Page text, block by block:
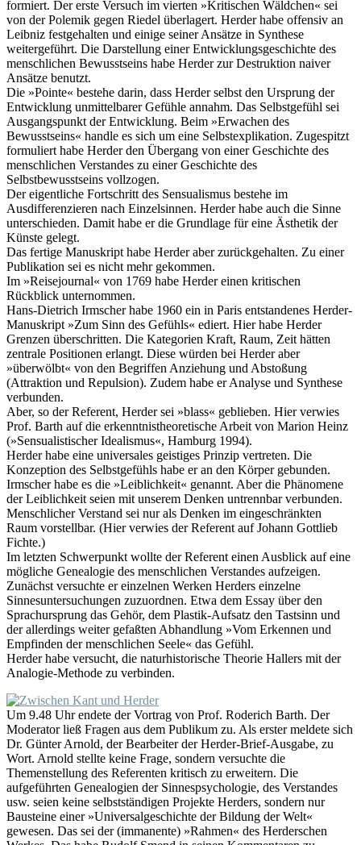
formiert. Der erste Versuch im vierten »Kritischen Wäldchen« sei
von der Polemik gegen Riedel überlagert. Herder habe offensiv an
Leibniz festgehalten und einige seiner Ansätze in Synthese
weitergeführt. Die Darstellung einer Entwicklungsgeschichte des
menschlichen Bewusstseins habe Herder zur Destruktion naiver
Ansätze benutzt.
Die »Pointe« bestehe darin, dass Herder selbst den Ursprung der
Entwicklung unmittelbarer Gefühle annahm. Das Selbstgefühl sei
Ausgangspunkt der Entwicklung. Beim »Erwachen des
Bewusstseins« handle es sich um eine Selbstexplikation. Zugespitzt
formuliert habe Herder den Übergang von einer Geschichte des
menschlichen Verstandes zu einer Geschichte des
Selbstbewusstseins vollzogen.
Der eigentliche Fortschritt des Sensualismus bestehe im
Ausdifferenzieren nach Einzelsinnen. Herder habe auch die Sinne
unterschieden. Damit habe er die Grundlage für eine Ästhetik der
Künste gelegt.
Das fertige Manuskript habe Herder aber zurückgehalten. Zu einer
Publikation sei es nicht mehr gekommen.
Im »Reisejournal« von 1769 habe Herder einen kritischen
Rückblick unternommen.
Hans-Dietrich Irmscher habe 1960 ein in Paris entstandenes Herder-
Manuskript »Zum Sinn des Gefühls« ediert. Hier habe Herder
Grenzen überschritten. Die Kategorien Kraft, Raum, Zeit hätten
zentrale Positionen erlangt. Diese würden bei Herder aber
»überwölbt« von den Begriffen Anziehung und Abstoßung
(Attraktion und Repulsion). Zudem habe er Analyse und Synthese
verbunden.
Aber, so der Referent, Herder sei »blass« geblieben. Hier verwies
Prof. Barth auf die erkenntnistheoretische Arbeit von Marion Heinz
(»Sensualistischer Idealismus«, Hamburg 1994).
Herder habe eine universales geistiges Prinzip vertreten. Die
Konzeption des Selbstgefühls habe er an den Körper gebunden.
Irmscher habe es die »Leiblichkeit« genannt. Aber die Phänomene
der Leiblichkeit seien mit unserem Denken untrennbar verbunden.
Menschlicher Verstand sei nur als Denken im eingeschränkten
Raum vorstellbar. (Hier verwies der Referent auf Johann Gottlieb
Fichte.)
Im letzten Schwerpunkt wollte der Referent einen Ausblick auf eine
mögliche Genealogie des menschlichen Verstandes aufzeigen.
Zunächst versuchte er einzelnen Werken Herders einzelne
Sinnesuntersuchungen zuzuordnen. Etwa dem Essay über den
Sprachursprung das Gehör, dem Plastik-Aufsatz den Tastsinn und
der allerdings weiter gefaßten Abhandlung »Vom Erkennen und
Empfinden der menschlichen Seele« das Gefühl.
Herder habe versucht, die naturhistorische Theorie Hallers mit der
Analogie-Methode zu verbinden.
Um 9.48 Uhr endete der Vortrag von Prof. Roderich Barth. Der
Moderator ließ Fragen aus dem Publikum zu. Als erster meldete sich
Dr. Günter Arnold, der Bearbeiter der Herder-Brief-Ausgabe, zu
Wort. Arnold stellte keine Frage, sondern versuchte die
Themenstellung des Referenten kritisch zu erweitern. Die
aufgeführten Genealogien der Sinnespsychologie, des Verstandes
usw. seien keine selbstständigen Projekte Herders, sondern nur
Bausteine einer »Universalgeschichte der Bildung der Welt«
gewesen. Das sei der (immanente) »Rahmen« des Herderschen